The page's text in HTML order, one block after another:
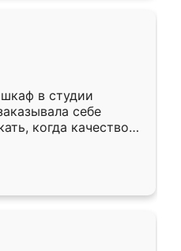
в студии
себе
когда качеством
кухня уже почти